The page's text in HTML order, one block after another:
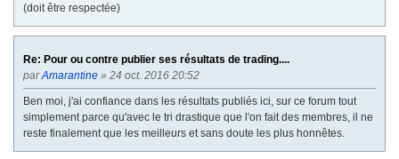
(doit être respectée)
Re: Pour ou contre publier ses résultats de trading....
parAmarantine » 24 oct. 2016 20:52
Ben moi, j'ai confiance dans les résultats publiés ici, sur ce forum tout
simplement parce qu'avec le tri drastique que l'on fait des membres, il ne
reste finalement que les meilleurs et sans doute les plus honnêtes.